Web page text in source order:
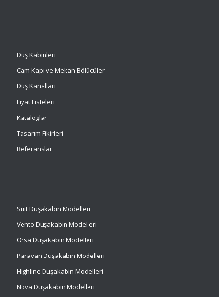
Duş Kabinleri
Cam Kapı ve Mekan Bölücüler
Duş Kanalları
Fiyat Listeleri
Kataloglar
Tasarım Fikirleri
Referanslar
SuitDuşakabin Modelleri
Vento Duşakabin Modelleri
Orsa Duşakabin Modelleri
Paravan Duşakabin Modelleri
Highline Duşakabin Modelleri
Nova Duşakabin Modelleri